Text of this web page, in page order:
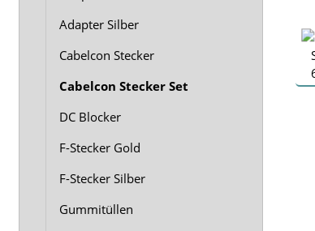
Adapter Silber
Cabelcon Stecker
Cabelcon Stecker Set
DC Blocker
F-Stecker Gold
F-Stecker Silber
Gummitüllen